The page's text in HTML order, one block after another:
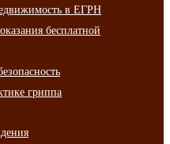
в ЕГРН
бесплатной
гриппа